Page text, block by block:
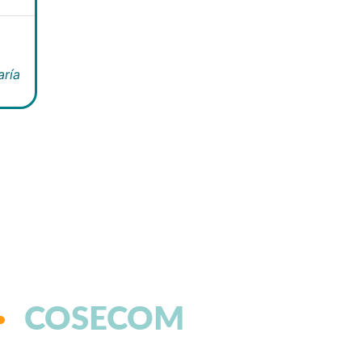
COSECOM